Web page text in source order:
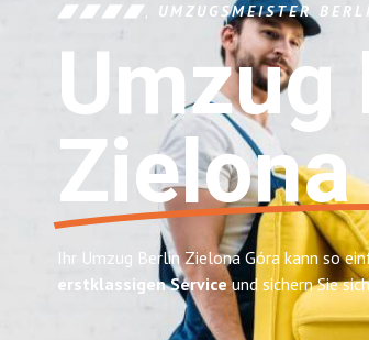
UMZUGSMEISTER
Umzug
Ihr Umzug Berlin Zielona Góra kann so
erstklassigen Serviceund sichern Sie